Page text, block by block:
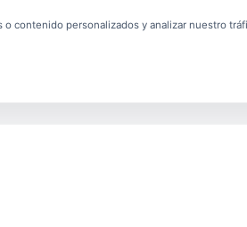
contenido personalizados y analizar nuestro